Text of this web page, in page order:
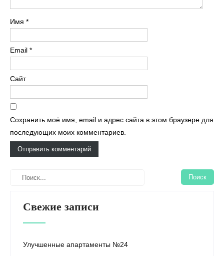
Имя *
Email *
Сайт
Сохранить моё имя, email и адрес сайта в этом браузере для
последующих моих комментариев.
Свежие записи
Улучшенные апартаменты №24